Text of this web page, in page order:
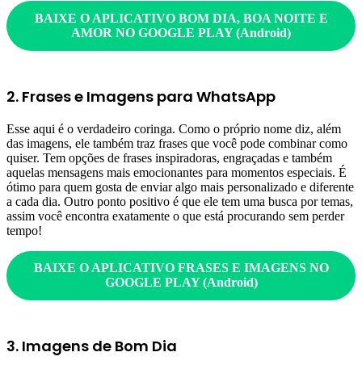
BAIXE O APLICATIVOBOM DIA, BOA NOITE E
AMOR NO GOOGLE PLAY (Android)
2. Frases e Imagens para WhatsApp
Esse aqui é o verdadeiro coringa. Como o próprio nome diz, além
das imagens, ele também traz frases que você pode combinar como
quiser. Tem opções de frases inspiradoras, engraçadas e também
aquelas mensagens mais emocionantes para momentos especiais. É
ótimo para quem gosta de enviar algo mais personalizado e diferente
a cada dia. Outro ponto positivo é que ele tem uma busca por temas,
assim você encontra exatamente o que está procurando sem perder
tempo!
BAIXE O APLICATIVOFRASES E IMAGENS NO
GOOGLE PLAY (Android)
3. Imagens de Bom Dia